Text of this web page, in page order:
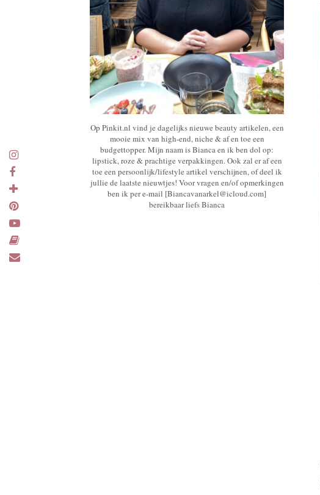
Op Pinkit.nl vind je dagelijks nieuwe beauty artikelen, een
mooie mix van high-end, niche & af en toe een
budgettopper. Mijn naam is Bianca en ik ben dol op:
lipstick, roze & prachtige verpakkingen. Ook zal er af een
toe een persoonlijk/lifestyle artikel verschijnen, of deel ik
jullie de laatste nieuwtjes! Voor vragen en/of opmerkingen
ben ik per e-mail [Biancavanarkel@icloud.com]
bereikbaar liefs Bianca